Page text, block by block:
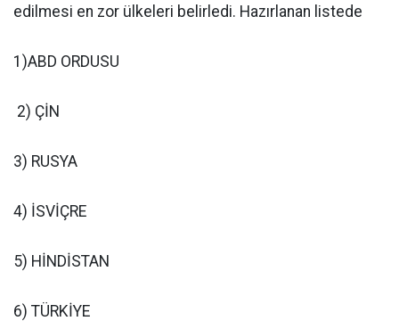
edilmesi en zor ülkeleri belirledi. Hazırlanan listede
1)ABD ORDUSU
2) ÇİN
3) RUSYA
4) İSVİÇRE
5) HİNDİSTAN
6) TÜRKİYE